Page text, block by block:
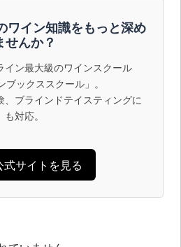
ワイン知識をもっと深め
せんか？
イン最大級のワインスクール
ブックススクール」。
、ブラインドテイスティングに
も対応。
式サイトを見る